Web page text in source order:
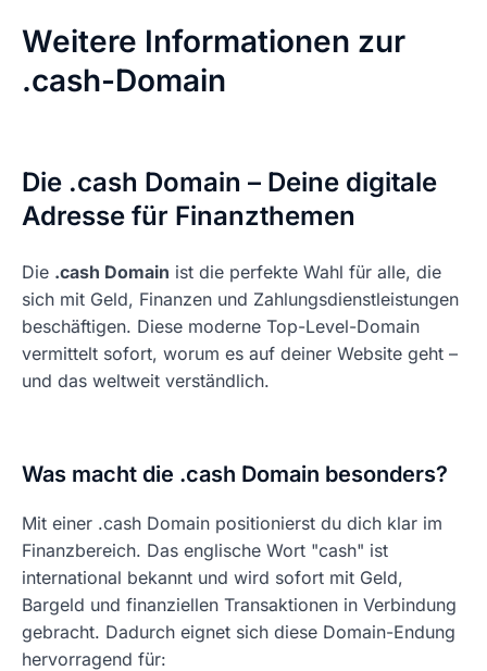
Weitere Informationen zur
.cash-Domain
Die .cash Domain – Deine digitale
Adresse für Finanzthemen
Die .cash Domain ist die perfekte Wahl für alle, die
sich mit Geld, Finanzen und Zahlungsdienstleistungen
beschäftigen. Diese moderne Top-Level-Domain
vermittelt sofort, worum es auf deiner Website geht –
und das weltweit verständlich.
Was macht die .cash Domain besonders?
Mit einer .cash Domain positionierst du dich klar im
Finanzbereich. Das englische Wort "cash" ist
international bekannt und wird sofort mit Geld,
Bargeld und finanziellen Transaktionen in Verbindung
gebracht. Dadurch eignet sich diese Domain-Endung
hervorragend für: